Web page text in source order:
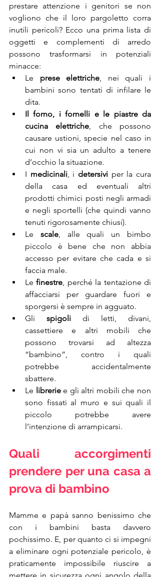
prestare attenzione i genitori se non
vogliono che il loro pargoletto corra
inutili pericoli? Ecco una prima lista di
oggetti e complementi di arredo
possono trasformarsi in potenziali
minacce:
Le prese elettriche, nei quali i
bambini sono tentati di infilare le
dita.
Il forno, i fornelli e le piastre da
cucina elettriche, che possono
causare ustioni, specie nel caso in
cui non vi sia un adulto a tenere
d’occhio la situazione.
I medicinali, i detersivi per la cura
della casa ed eventuali altri
prodotti chimici posti negli armadi
e negli sportelli (che quindi vanno
tenuti rigorosamente chiusi).
Le scale, alle quali un bimbo
piccolo è bene che non abbia
accesso per evitare che cada e si
faccia male.
Le finestre, perché la tentazione di
affacciarsi per guardare fuori e
sporgersi è sempre in agguato.
Gli spigoli di letti, divani,
cassettiere e altri mobili che
possono trovarsi ad altezza
“bambino”, contro i quali
potrebbe accidentalmente
sbattere.
Le librerie e gli altri mobili che non
sono fissati al muro e sui quali il
piccolo potrebbe avere
l’intenzione di arrampicarsi.
Quali accorgimenti
prendere per una casa a
prova di bambino
Mamme e papà sanno benissimo che
con i bambini basta davvero
pochissimo. E, per quanto ci si impegni
a eliminare ogni potenziale pericolo, è
praticamente impossibile riuscire a